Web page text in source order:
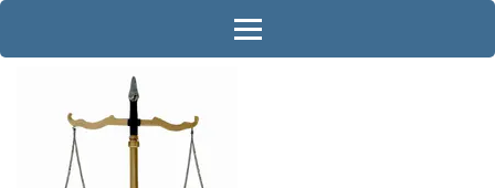
Ga
inhoud